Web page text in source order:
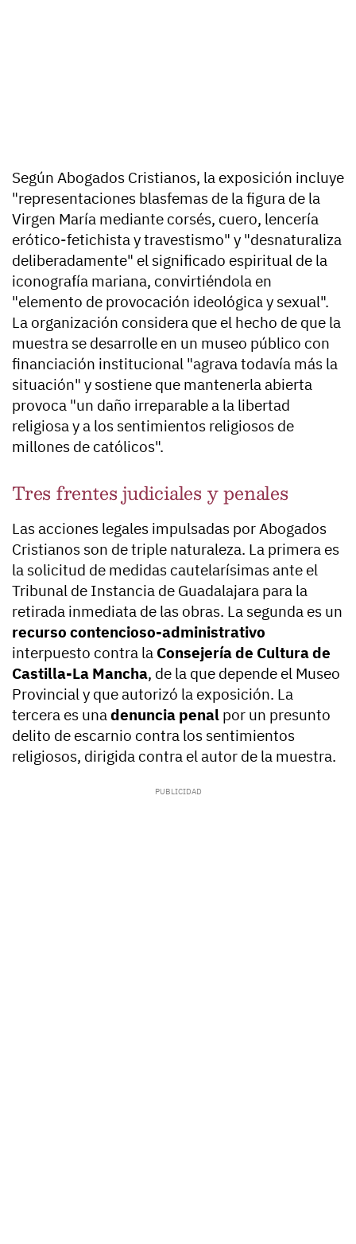
Según Abogados Cristianos, la exposición incluye
"representaciones blasfemas de la figura de la
Virgen María mediante corsés, cuero, lencería
erótico-fetichista y travestismo" y "desnaturaliza
deliberadamente" el significado espiritual de la
iconografía mariana, convirtiéndola en
"elemento de provocación ideológica y sexual".
La organización considera que el hecho de que la
muestra se desarrolle en un museo público con
financiación institucional "agrava todavía más la
situación" y sostiene que mantenerla abierta
provoca "un daño irreparable a la libertad
religiosa y a los sentimientos religiosos de
millones de católicos".
Tres frentes judiciales y penales
Las acciones legales impulsadas por Abogados
Cristianos son de triple naturaleza. La primera es
la solicitud de medidas cautelarísimas ante el
Tribunal de Instancia de Guadalajara para la
retirada inmediata de las obras. La segunda es un
recurso contencioso-administrativo
interpuesto contra la Consejería de Cultura de
Castilla-La Mancha, de la que depende el Museo
Provincial y que autorizó la exposición. La
tercera es unadenuncia penal por un presunto
delito de escarnio contra los sentimientos
religiosos, dirigida contra el autor de la muestra.